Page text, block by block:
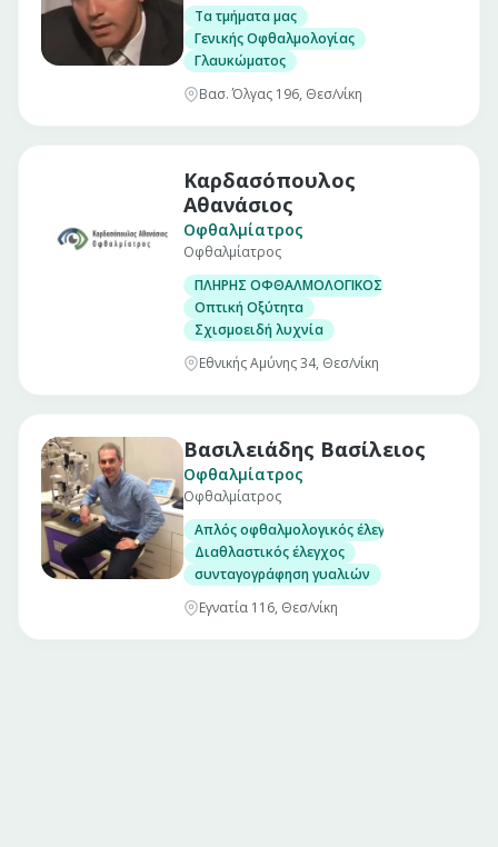
Τα τμήματα μας
Γενικής Οφθαλμολογίας
Γλαυκώματος
Βασ. Όλγας 196, Θεσ/νίκη
Καρδασόπουλος
Αθανάσιος
Οφθαλμίατρος
Οφθαλμίατρος
ΠΛΗΡΗΣ ΟΦΘΑΛΜΟΛΟΓΙΚΟΣ ΕΛΕΓΧΟΣ
Οπτική Οξύτητα
Σχισμοειδή λυχνία
Εθνικής Αμύνης 34, Θεσ/νίκη
Βασιλειάδης Βασίλειος
Οφθαλμίατρος
Οφθαλμίατρος
Απλός οφθαλμολογικός έλεγχος ( Οπτική
Διαθλαστικός έλεγχος
συνταγογράφηση γυαλιών
Εγνατία 116, Θεσ/νίκη